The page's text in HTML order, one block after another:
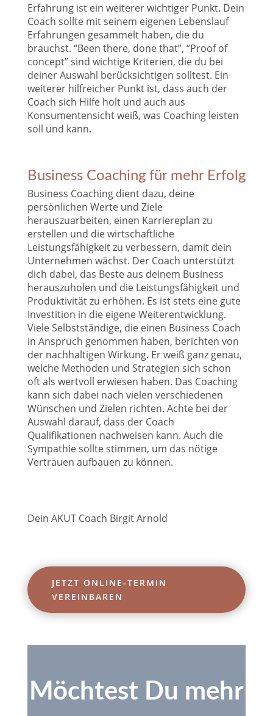
Erfahrung ist ein weiterer wichtiger Punkt. Dein
Coach sollte mit seinem eigenen Lebenslauf
Erfahrungen gesammelt haben, die du
brauchst. “Been there, done that”, “Proof of
concept” sind wichtige Kriterien, die du bei
deiner Auswahl berücksichtigen solltest. Ein
weiterer hilfreicher Punkt ist, dass auch der
Coach sich Hilfe holt und auch aus
Konsumentensicht weiß, was Coaching leisten
soll und kann.
Business Coaching für mehr Erfolg
Business Coaching dient dazu, deine
persönlichen Werte und Ziele
herauszuarbeiten, einen Karriereplan zu
erstellen und die wirtschaftliche
Leistungsfähigkeit zu verbessern, damit dein
Unternehmen wächst. Der Coach unterstützt
dich dabei, das Beste aus deinem Business
herauszuholen und die Leistungsfähigkeit und
Produktivität zu erhöhen. Es ist stets eine gute
Investition in die eigene Weiterentwicklung.
Viele Selbstständige, die einen Business Coach
in Anspruch genommen haben, berichten von
der nachhaltigen Wirkung. Er weiß ganz genau,
welche Methoden und Strategien sich schon
oft als wertvoll erwiesen haben. Das Coaching
kann sich dabei nach vielen verschiedenen
Wünschen und Zielen richten. Achte bei der
Auswahl darauf, dass der Coach
Qualifikationen nachweisen kann. Auch die
Sympathie sollte stimmen, um das nötige
Vertrauen aufbauen zu können.
Dein AKUT Coach Birgit Arnold
JETZT ONLINE-TERMIN
VEREINBAREN
Möchtest Du mehr